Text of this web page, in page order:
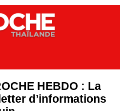
HEBDO : La
d’informations